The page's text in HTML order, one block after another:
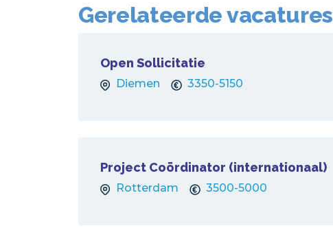
Gerelateerde vacatures
Open Sollicitatie
Diemen 3350-5150
Project Coördinator (internationaal)
Rotterdam 3500-5000